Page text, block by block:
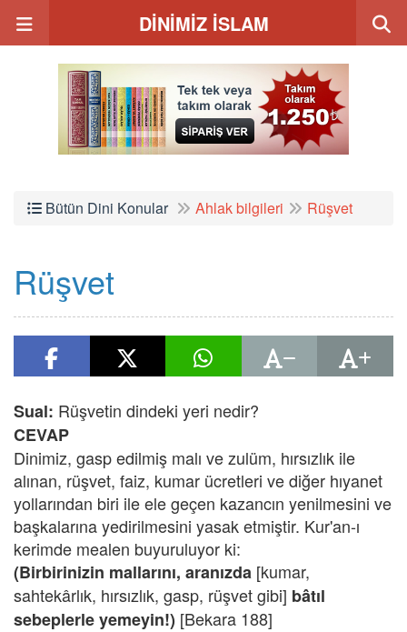
DİNİMİZ İSLAM
Bütün Dini Konular Ahlak bilgileri Rüşvet
Rüşvet
Sual: Rüşvetin dindeki yeri nedir?
CEVAP
Dinimiz, gasp edilmiş malı ve zulüm, hırsızlık ile
alınan, rüşvet, faiz, kumar ücretleri ve diğer hıyanet
yollarından biri ile ele geçen kazancın yenilmesini ve
başkalarına yedirilmesini yasak etmiştir. Kur'an-ı
kerimde mealen buyuruluyor ki:
(Birbirinizin mallarını, aranızda [kumar,
sahtekârlık, hırsızlık, gasp, rüşvet gibi] bâtıl
sebeplerle yemeyin!) [Bekara 188]